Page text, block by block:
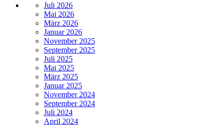
Juli 2026
Mai 2026
März 2026
Januar 2026
November 2025
September 2025
Juli 2025
Mai 2025
März 2025
Januar 2025
November 2024
September 2024
Juli 2024
April 2024